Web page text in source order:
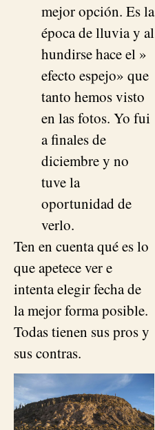
mejor opción. Es la
época de lluvia y al
hundirse hace el »
efecto espejo» que
tanto hemos visto
en las fotos. Yo fui
a finales de
diciembre y no
tuve la
oportunidad de
verlo.
Ten en cuenta qué es lo
que apetece ver e
intenta elegir fecha de
la mejor forma posible.
Todas tienen sus pros y
sus contras.